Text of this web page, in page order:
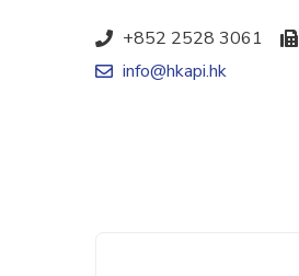
+852 2528 3061
info@hkapi.hk